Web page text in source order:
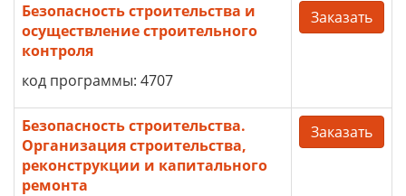
Безопасность строительства и
осуществление строительного
контроля
код программы: 4707
Заказать
Безопасность строительства.
Организация строительства,
реконструкции и капитального
ремонта
Заказать